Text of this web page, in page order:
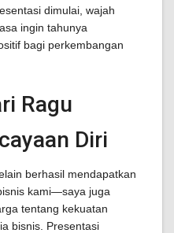
dimulai, wajah
ingin tahunya
bagi perkembangan
Ragu
Diri
berhasil mendapatkan
kami—saya juga
tentang kekuatan
bisnis. Presentasi